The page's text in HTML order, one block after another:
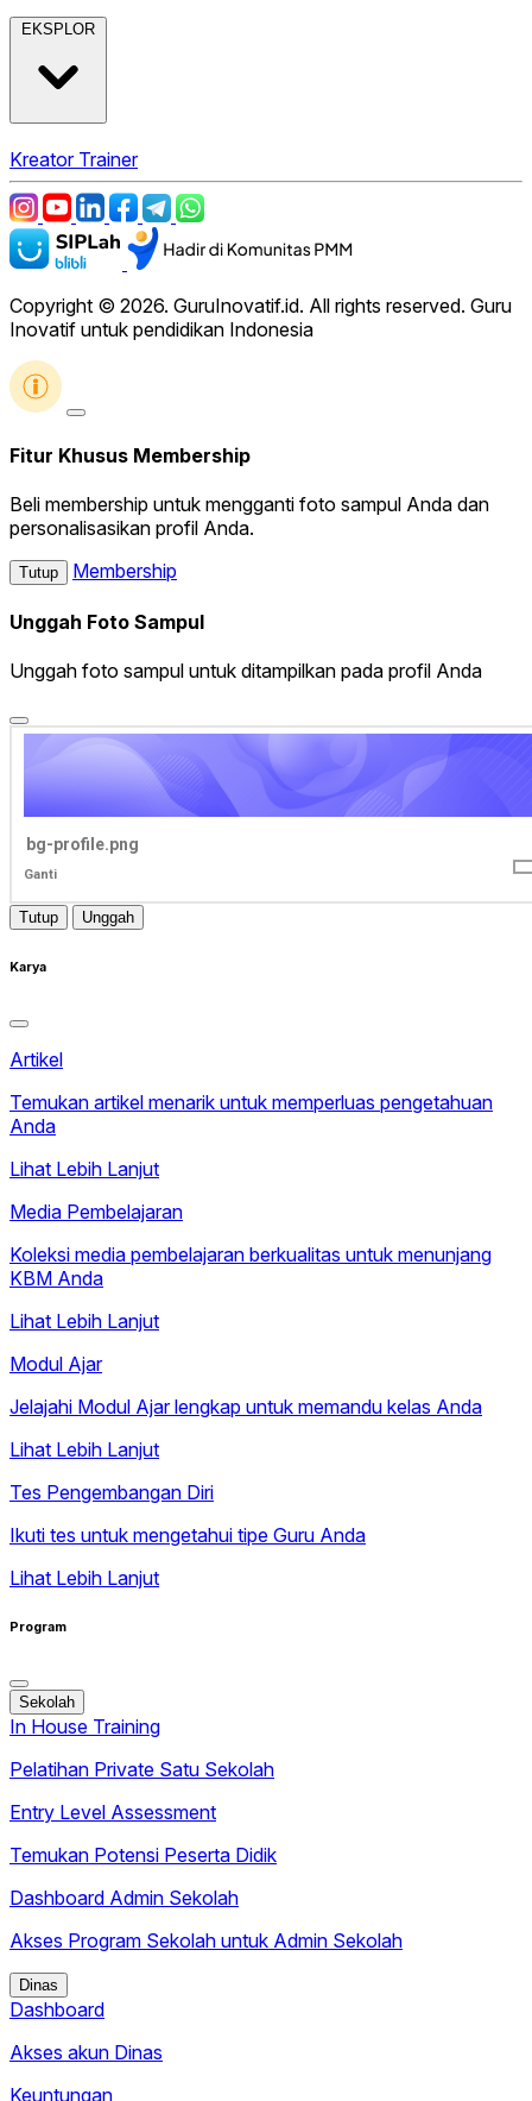
EKSPLOR
Kreator Trainer
Copyright © 2026. GuruInovatif.id. All rights reserved. Guru
Inovatif untuk pendidikan Indonesia
Fitur Khusus Membership
Beli membership untuk mengganti foto sampul Anda dan
personalisasikan profil Anda.
Tutup Membership
Unggah Foto Sampul
Unggah foto sampul untuk ditampilkan pada profil Anda
bg-profile.png
Ganti
Tutup Unggah
Karya
Artikel
Temukan artikel menarik untuk memperluas pengetahuan
Anda
Lihat Lebih Lanjut
Media Pembelajaran
Koleksi media pembelajaran berkualitas untuk menunjang
KBM Anda
Lihat Lebih Lanjut
Modul Ajar
Jelajahi Modul Ajar lengkap untuk memandu kelas Anda
Lihat Lebih Lanjut
Tes Pengembangan Diri
Ikuti tes untuk mengetahui tipe Guru Anda
Lihat Lebih Lanjut
Program
Sekolah
In House Training
Pelatihan Private Satu Sekolah
Entry Level Assessment
Temukan Potensi Peserta Didik
Dashboard Admin Sekolah
Akses Program Sekolah untuk Admin Sekolah
Dinas
Dashboard
Akses akun Dinas
Keuntungan